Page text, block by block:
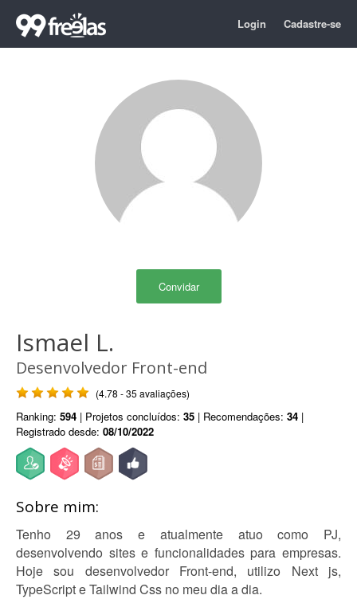
Login Cadastre-se
Convidar
Ismael L.
Desenvolvedor Front-end
(4.78 - 35 avaliações)
Ranking: 594 | Projetos concluídos: 35 | Recomendações: 34 |
Registrado desde: 08/10/2022
Sobre mim:
Tenho 29 anos e atualmente atuo como PJ,
desenvolvendo sites e funcionalidades para empresas.
Hoje sou desenvolvedor Front-end, utilizo Next js,
TypeScript e Tailwind Css no meu dia a dia.